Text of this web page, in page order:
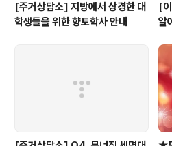
[주거상담소] 지방에서 상경한 대
학생들을 위한 향토학사 안내
[
알